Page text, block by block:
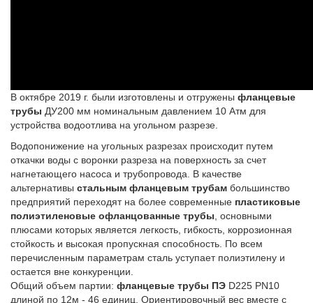
В октябре 2019 г. были изготовлены и отгружены фланцевые
трубы ДУ200 мм номинальным давлением 10 Атм для
устройства водоотлива на угольном разрезе.
Водопонижение на угольных разрезах происходит путем
откачки воды с воронки разреза на поверхность за счет
нагнетающего насоса и трубопровода. В качестве
альтернативы стальным фланцевым трубам большинство
предприятий переходят на более современные пластиковые
полиэтиленовые офланцованные трубы , основными
плюсами которых является легкость, гибкость, коррозионная
стойкость и высокая пропускная способность. По всем
перечисленным параметрам сталь уступает полиэтилену и
остается вне конкуренции.
Общий объем партии: фланцевые трубы ПЭ D225 PN10
длиной по 12м - 46 единиц. Ориентировочный вес вместе с